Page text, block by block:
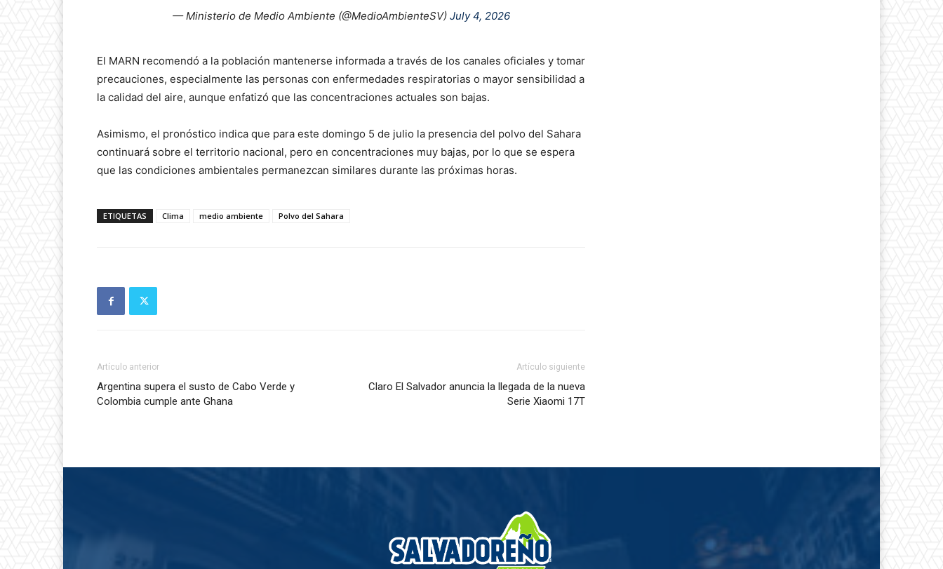
— Ministerio de Medio Ambiente (@MedioAmbienteSV) July 4, 2026
El MARN recomendó a la población mantenerse informada a través de los canales oficiales y tomar
precauciones, especialmente las personas con enfermedades respiratorias o mayor sensibilidad a
la calidad del aire, aunque enfatizó que las concentraciones actuales son bajas.
Asimismo, el pronóstico indica que para este domingo 5 de julio la presencia del polvo del Sahara
continuará sobre el territorio nacional, pero en concentraciones muy bajas, por lo que se espera
que las condiciones ambientales permanezcan similares durante las próximas horas.
ETIQUETAS Clima medio ambiente Polvo del Sahara
Artículo anterior
Argentina supera el susto de Cabo Verde y
Colombia cumple ante Ghana
Artículo siguiente
Claro El Salvador anuncia la llegada de la nueva
Serie Xiaomi 17T